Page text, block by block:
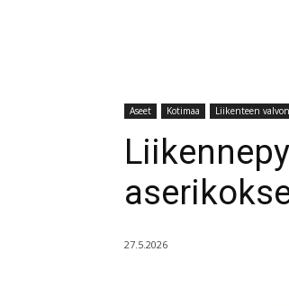
Aseet Kotimaa Liikenteen
27.5.2026